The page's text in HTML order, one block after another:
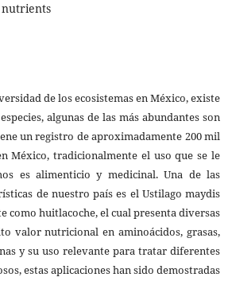
nutrients
de los ecosistemas en México, existe
algunas de las más abundantes son
un registro de aproximadamente 200 mil
México, tradicionalmente el uso que se le
es alimenticio y medicinal. Una de las
de nuestro país es el Ustilago maydis
como huitlacoche, el cual presenta diversas
valor nutricional en aminoácidos, grasas,
y su uso relevante para tratar diferentes
estas aplicaciones han sido demostradas